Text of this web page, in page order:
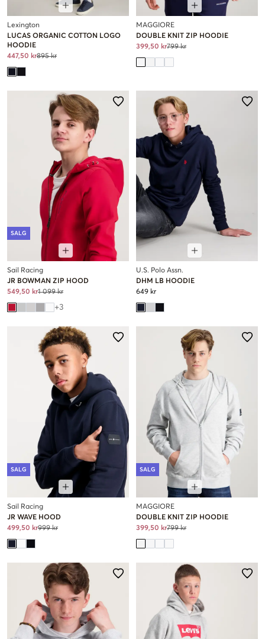
Lexington
LUCAS ORGANIC COTTON LOGO
HOODIE
447,50 kr895 kr
MAGGIORE
DOUBLE KNIT ZIP HOODIE
399,50 kr799 kr
SALG
Sail Racing
JR BOWMAN ZIP HOOD
549,50 kr1 099 kr
+3
U.S. Polo Assn.
DHM LB HOODIE
649 kr
SALG
Sail Racing
JR WAVE HOOD
499,50 kr999 kr
SALG
MAGGIORE
DOUBLE KNIT ZIP HOODIE
399,50 kr799 kr